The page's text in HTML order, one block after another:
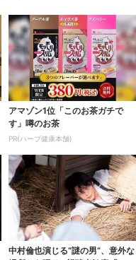
アマゾン1位「このお茶ガチで
す」噂のお茶
PR(ハーブ健康本舗)
中村倫也演じる“謎の男”、意外な